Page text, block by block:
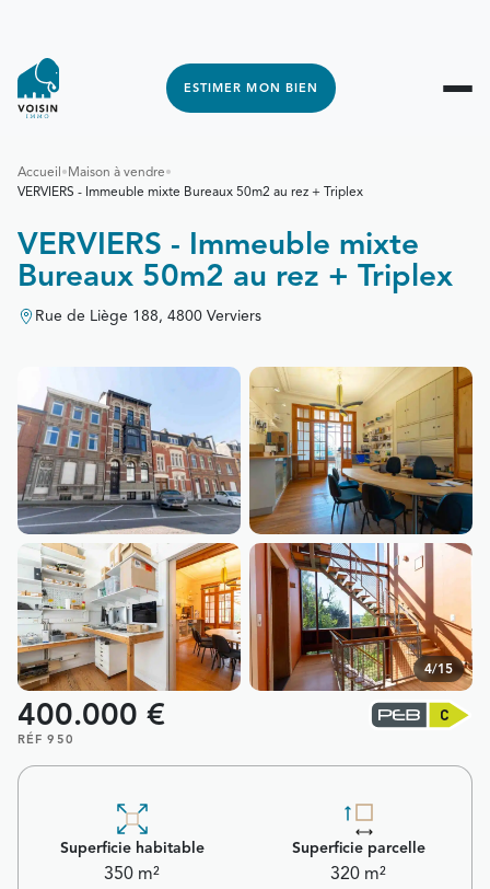
ESTIMER MON BIEN
Accueil•Maison à vendre•
VERVIERS - Immeuble mixte Bureaux 50m2 au rez + Triplex
VERVIERS - Immeuble mixte
Bureaux 50m2 au rez + Triplex
Rue de Liège 188, 4800 Verviers
4/15
400.000 €
RÉF 950
Superficie habitable
350 m²
Superficie parcelle
320 m²